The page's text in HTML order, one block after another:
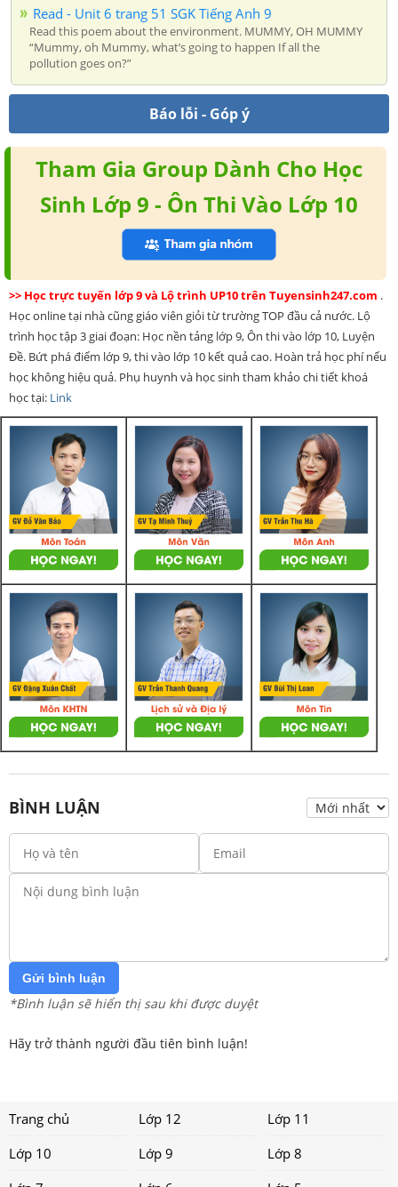
Read - Unit 6 trang 51 SGK Tiếng Anh 9
Read this poem about the environment. MUMMY, OH MUMMY
“Mummy, oh Mummy, what’s going to happen If all the
pollution goes on?”
Báo lỗi - Góp ý
Tham Gia Group Dành Cho Học
Sinh Lớp 9 - Ôn Thi Vào Lớp 10
>> Học trực tuyến lớp 9 và Lộ trình UP10 trên Tuyensinh247.com .
Học online tại nhà cũng giáo viên giỏi từ trường TOP đầu cả nước. Lộ
trình học tập 3 giai đoạn: Học nền tảng lớp 9, Ôn thi vào lớp 10, Luyện
Đề. Bứt phá điểm lớp 9, thi vào lớp 10 kết quả cao. Hoàn trả học phí nếu
học không hiệu quả. Phụ huynh và học sinh tham khảo chi tiết khoá
học tại: Link
BÌNH LUẬN
Gửi bình luận
*Bình luận sẽ hiển thị sau khi được duyệt
Hãy trở thành người đầu tiên bình luận!
Trang chủ Lớp 12
Lớp 11
Lớp 10
Lớp 9
Lớp 8